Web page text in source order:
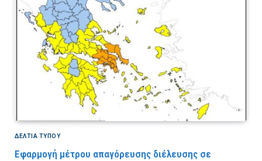
ΔΕΛΤΙΑ ΤΥΠΟΥ
Εφαρμογή μέτρου απαγόρευσης διέλευσης σε